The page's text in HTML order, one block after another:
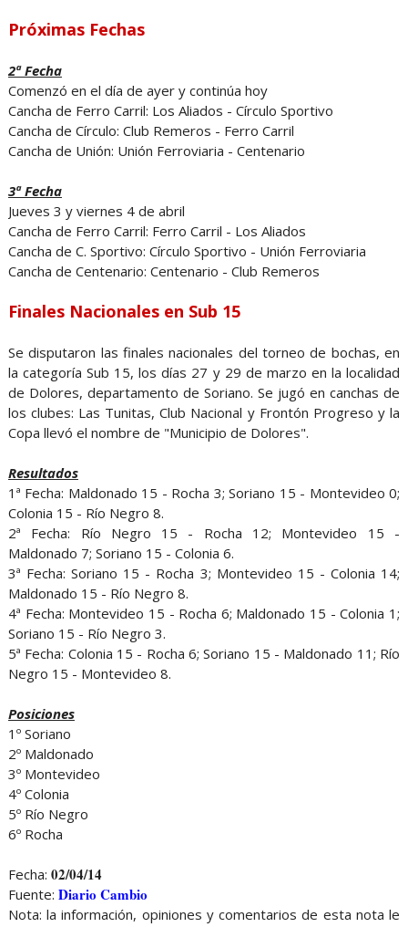
Próximas Fechas
2ª Fecha
Comenzó en el día de ayer y continúa hoy
Cancha de Ferro Carril: Los Aliados - Círculo Sportivo
Cancha de Círculo: Club Remeros - Ferro Carril
Cancha de Unión: Unión Ferroviaria - Centenario
3ª Fecha
Jueves 3 y viernes 4 de abril
Cancha de Ferro Carril: Ferro Carril - Los Aliados
Cancha de C. Sportivo: Círculo Sportivo - Unión Ferroviaria
Cancha de Centenario: Centenario - Club Remeros
Finales Nacionales en Sub 15
Se disputaron las finales nacionales del torneo de bochas, en
la categoría Sub 15, los días 27 y 29 de marzo en la localidad
de Dolores, departamento de Soriano. Se jugó en canchas de
los clubes: Las Tunitas, Club Nacional y Frontón Progreso y la
Copa llevó el nombre de "Municipio de Dolores".
Resultados
1ª Fecha: Maldonado 15 - Rocha 3; Soriano 15 - Montevideo 0;
Colonia 15 - Río Negro 8.
2ª Fecha: Río Negro 15 - Rocha 12; Montevideo 15 -
Maldonado 7; Soriano 15 - Colonia 6.
3ª Fecha: Soriano 15 - Rocha 3; Montevideo 15 - Colonia 14;
Maldonado 15 - Río Negro 8.
4ª Fecha: Montevideo 15 - Rocha 6; Maldonado 15 - Colonia 1;
Soriano 15 - Río Negro 3.
5ª Fecha: Colonia 15 - Rocha 6; Soriano 15 - Maldonado 11; Río
Negro 15 - Montevideo 8.
Posiciones
1º Soriano
2º Maldonado
3º Montevideo
4º Colonia
5º Río Negro
6º Rocha
Fecha: 02/04/14
Fuente: Diario Cambio
Nota: la información, opiniones y comentarios de esta nota le